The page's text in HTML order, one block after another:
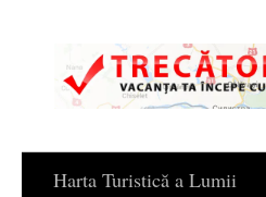
Harta Turistică a Lumii